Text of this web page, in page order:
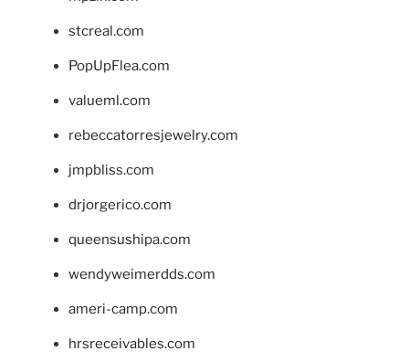
stcreal.com
PopUpFlea.com
valueml.com
rebeccatorresjewelry.com
jmpbliss.com
drjorgerico.com
queensushipa.com
wendyweimerdds.com
ameri-camp.com
hrsreceivables.com